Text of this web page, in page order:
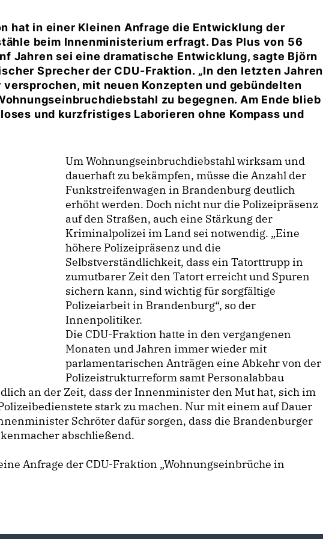
hat in einer Kleinen Anfrage die Entwicklung der
beim Innenministerium erfragt. Das Plus von 56
Jahren sei eine dramatische Entwicklung, sagte Björn
Sprecher der CDU-Fraktion. „In den letzten Jahren
mit neuen Konzepten und gebündelten
zu begegnen. Am Ende blieb
und kurzfristiges Laborieren ohne Kompass und
Um Wohnungseinbruchdiebstahl wirksam und
dauerhaft zu bekämpfen, müsse die Anzahl der
Funkstreifenwagen in Brandenburg deutlich
erhöht werden. Doch nicht nur die Polizeipräsenz
auf den Straßen, auch eine Stärkung der
Kriminalpolizei im Land sei notwendig. „Eine
höhere Polizeipräsenz und die
Selbstverständlichkeit, dass ein Tatorttrupp in
zumutbarer Zeit den Tatort erreicht und Spuren
sichern kann, sind wichtig für sorgfältige
Polizeiarbeit in Brandenburg“, so der
Innenpolitiker.
Die CDU-Fraktion hatte in den vergangenen
Monaten und Jahren immer wieder mit
parlamentarischen Anträgen eine Abkehr von der
Polizeistrukturreform samt Personalabbau
an der Zeit, dass der Innenminister den Mut hat, sich im
stark zu machen. Nur mit einem auf Dauer
Schröter dafür sorgen, dass die Brandenburger
abschließend.
Anfrage der CDU-Fraktion „Wohnungseinbrüche in